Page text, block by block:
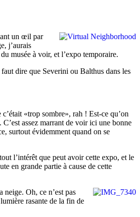
un œil par
j’aurais
musée à voir, et l’expo temporaire.
dire que Severini ou Balthus dans les
c’était trop sombre , rah ! Est-ce qu’on
assez marrant de voir ici une bonne
surtout évidemment quand on se
l’intérêt que peut avoir cette expo, et le
en grande partie à cause de cette
Oh, ce n’est pas
rasante de la fin de